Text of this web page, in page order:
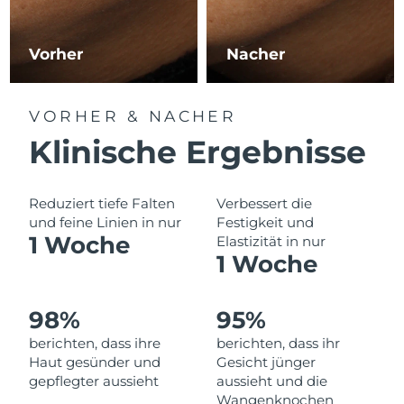
Vorher Nacher
VORHER & NACHER
Klinische Ergebnisse
Reduziert tiefe Falten
und feine Linien in nur
1 Woche
Verbessert die
Festigkeit und
Elastizität in nur
1 Woche
98%
berichten, dass ihre
Haut gesünder und
gepflegter aussieht
95%
berichten, dass ihr
Gesicht jünger
aussieht und die
Wangenknochen
Libanon
Erwartete Lieferung
Litauen
Erwartete Lieferung
Luxemburg
10/08/2026
Macau
12/08/2026
Malaysia
Erwartete Lieferung
13/08/2026
Malta
Mexiko
Erwartete Lieferung
14/08/2026